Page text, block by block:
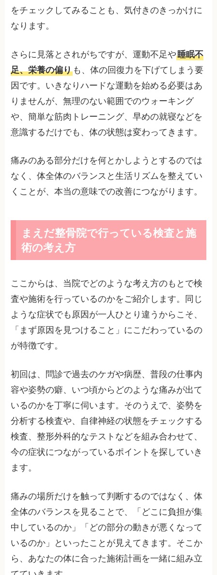
をチェックしてみることも、気付きのきっかけに
なります。
さらに見落とされがちですが、運動不足や睡眠不
足、栄養の偏り も、体の回復力を下げてしまう要
因です。いきなりハードな運動を始める必要はあ
りませんが、無理のない範囲でのウォーキング
や、簡単な筋肉トレーニング、早めの就寝などを
意識するだけでも、体の状態は変わってきます。
痛みのある部分だけを何とかしようとするのでは
なく、体全体のバランスと生活リズムを整えてい
くことが、本当の意味での改善につながります。
まえだ整骨院で行っている検査と施
術の考え方
ここからは、当院でどのような考え方のもとで検
査や施術を行っているのかをご紹介します。同じ
ような症状でも原因が一人ひとり違うからこそ、
「まず原因を見つけること」にこだわっているの
が特徴です。
初回は、問診で過去のケガや病歴、普段の仕事内
容や姿勢の癖、いつ頃からどのような痛みが出て
いるのかを丁寧に伺います。そのうえで、姿勢を
分析する検査や、自律神経の状態をチェックする
検査、整形外科的なテストなどを組み合わせて、
今の症状につながっているポイントを探していき
ます。
痛みの場所だけを触って判断するのではなく、体
全体のバランスを見ることで、「どこに負担が集
中しているのか」「どの部分の動きが悪くなって
いるのか」といったことが見えてきます。そこか
ら、あなたの体に合った施術計画を一緒に組み立